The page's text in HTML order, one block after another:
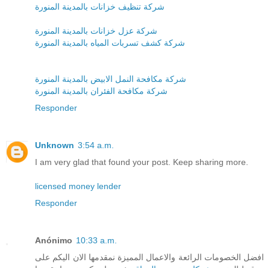
شركة تنظيف خزانات بالمدينة المنورة
شركة عزل خزانات بالمدينة المنورة
شركة كشف تسربات المياه بالمدينة المنورة
شركة مكافحة النمل الابيض بالمدينة المنورة
شركة مكافحة الفئران بالمدينة المنورة
Responder
Unknown 3:54 a.m.
I am very glad that found your post. Keep sharing more.
licensed money lender
Responder
Anónimo 10:33 a.m.
افضل الخصومات الرائعة والاعمال المميزة نمقدمها الان اليكم على